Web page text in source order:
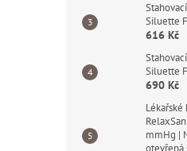
Siluette
616 Kč
Siluette
690 Kč
mmHg |
otevřená